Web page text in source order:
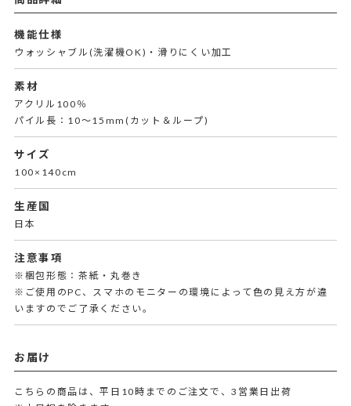
機能仕様
ウォッシャブル(洗濯機OK)・滑りにくい加工
素材
アクリル100％
パイル長：10～15mm(カット＆ループ)
サイズ
100×140cm
生産国
日本
注意事項
※梱包形態：茶紙・丸巻き
※ご使用のPC、スマホのモニターの環境によって色の見え方が違
いますのでご了承ください。
お届け
こちらの商品は、平日10時までのご注文で、3営業日出荷